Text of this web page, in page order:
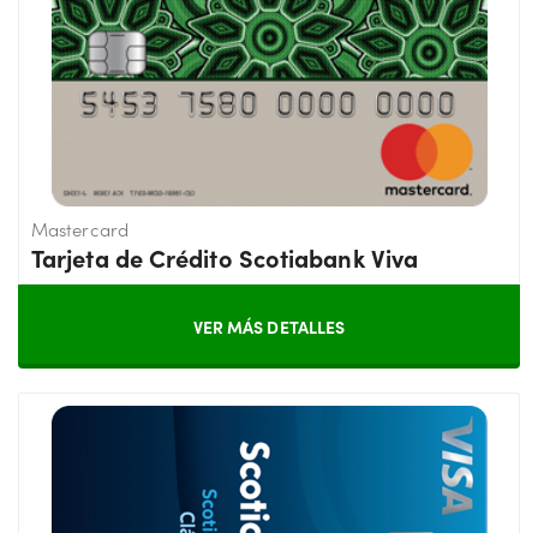
Mastercard
Tarjeta de Crédito Scotiabank Viva
VER MÁS DETALLES